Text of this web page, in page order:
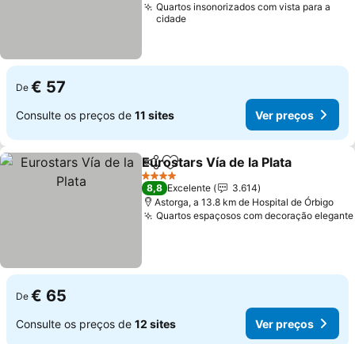
Quartos insonorizados com vista para a
cidade
De € 57
Consulte os preços de 11 sites Ver preços
PartilharAdicionar aos favoritos
Eurostars Vía de la Plata
4 Estrelas
8,8 Excelente
3.614
Astorga, a 13.8 km de Hospital de Órbigo
Quartos espaçosos com decoração elegante
De € 65
Consulte os preços de 12 sites Ver preços